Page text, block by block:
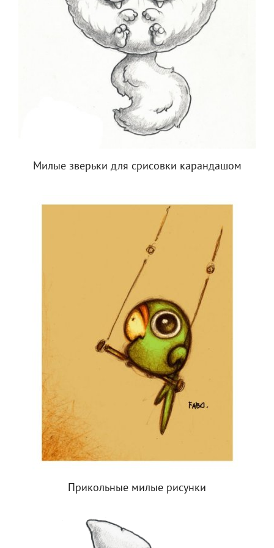
Милые зверьки для срисовки карандашом
Прикольные милые рисунки